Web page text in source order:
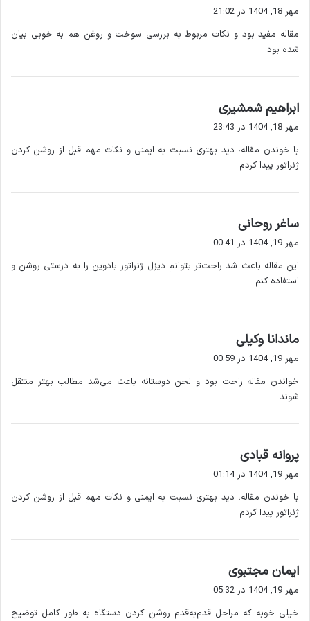
دیزل ژنراتور بادوینیک دستگاه ترکیبی از موتور دیزل و ژنراتور است
تبدیل می کند. این ژنراتورها به ویژه برای تأمین برق اضطراری و دائم
در محیط های صنعتی و ساختمانی استفاده می شوند.
دوام و طول عمر بالا
راندمان مناسب و مصرف سوخت بهینه
قابلیت اطمینان در شرایط بحرانی
سهولت در نگهداری و سرویس دهی
روشن کردن صحیح دیزل ژنراتور بادوین، نقش مهمی در حفظ این
مزایا دارد.
۲. اجزای اصلی دیزل ژنراتور بادوین
برای روشن کردن صحیح ژنراتور، آشنایی با اجزای اصلی آن ضروری
الف) موتور دیزل
موتور دیزل تولید انرژی مکانیکی برای ژنراتور را بر عهده دارد.
ب) ژنراتور
ژنراتور انرژی مکانیکی موتور را به برق تبدیل می کند.
ج) سیستم کنترل
تابلو برق و سیستم کنترل عملکرد ژنراتور، ولتاژ، فرکانس و سایر
پارامترها را نمایش می دهند.
د) سیستم سوخت
شامل مخزن سوخت، پمپ و فیلترها است که سوخت مورد نیاز
:
مهر 18, 1404 در 21:02
مقاله مفید بود و نکات مربوط به بررسی سوخت و روغن هم به خوبی بیان
شده بود
ابراهیم شمشیری
ف
مهر 18, 1404 در 23:43
با خوندن مقاله، دید بهتری نسبت به ایمنی و نکات مهم قبل از روشن کردن
ژنراتور پیدا کردم
ساغر روحانی
:
مهر 19, 1404 در 00:41
این مقاله باعث شد راحت‌تر بتوانم دیزل ژنراتور بادوین را به درستی روشن و
استفاده کنم
ماندانا وکیلی
ف
:
مهر 19, 1404 در 00:59
خواندن مقاله راحت بود و لحن دوستانه باعث می‌شد مطالب بهتر منتقل
شوند
پروانه قبادی
:
مهر 19, 1404 در 01:14
با خوندن مقاله، دید بهتری نسبت به ایمنی و نکات مهم قبل از روشن کردن
ژنراتور پیدا کردم
ایمان مجتبوی
ف
:
مهر 19, 1404 در 05:32
خیلی خوبه که مراحل قدم‌به‌قدم روشن کردن دستگاه به طور کامل توضیح